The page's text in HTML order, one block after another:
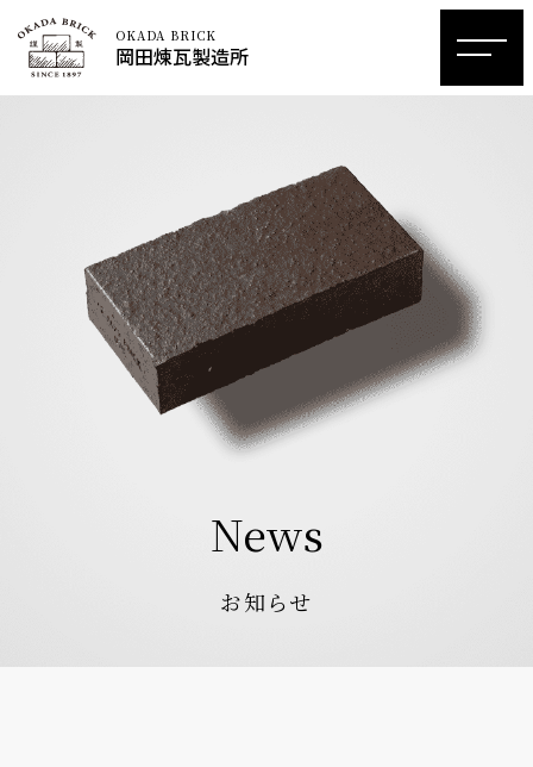
OKADA BRICK
岡田煉瓦製造所
News
お知らせ